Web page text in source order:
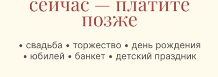
Яркие квесты, шоу, балет, дегустации
и ретро-концерт. Куда пойти на